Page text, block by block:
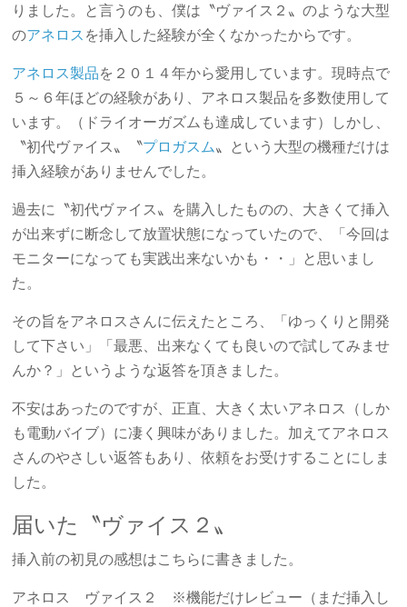
りました。と言うのも、僕は〝ヴァイス２〟のような大型
のアネロス を挿入した経験が全くなかったからです。
アネロス製品を２０１４年から愛用しています。現時点で
５～６年ほどの経験があり、アネロス製品を多数使用して
います。（ドライオーガズムも達成しています）しかし、
〝初代ヴァイス〟〝プロガスム〟という大型の機種だけは
挿入経験がありませんでした。
過去に〝初代ヴァイス〟を購入したものの、大きくて挿入
が出来ずに断念して放置状態になっていたので、「今回は
モニターになっても実践出来ないかも・・」と思いまし
た。
その旨をアネロスさんに伝えたところ、「ゆっくりと開発
して下さい」「最悪、出来なくても良いので試してみませ
んか？」というような返答を頂きました。
不安はあったのですが、正直、大きく太いアネロス（しか
も電動バイブ）に凄く興味がありました。加えてアネロス
さんのやさしい返答もあり、依頼をお受けすることにしま
した。
届いた〝ヴァイス２〟
挿入前の初見の感想はこちらに書きました。
アネロス ヴァイス２ ※機能だけレビュー（まだ挿入し